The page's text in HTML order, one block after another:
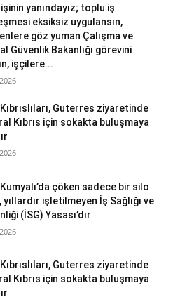
yanındayız; toplu iş
eksiksiz uygulansın,
göz yuman Çalışma ve
Güvenlik Bakanlığı görevini
işçilere...
Guterres ziyaretinde
Kıbrıs için sokakta buluşmaya
çöken sadece bir silo
yıllardır işletilmeyen İş Sağlığı ve
(İSG) Yasası’dır
Guterres ziyaretinde
Kıbrıs için sokakta buluşmaya